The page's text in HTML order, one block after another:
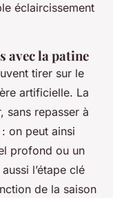
éclaircissement
avec la patine
tirer sur le
artificielle. La
sans repasser à
on peut ainsi
profond ou un
l’étape clé
de la saison